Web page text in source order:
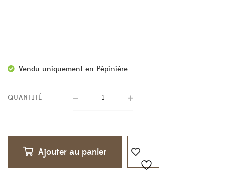
Vendu uniquement en Pépinière
QUANTITÉ
Ajouter au panier